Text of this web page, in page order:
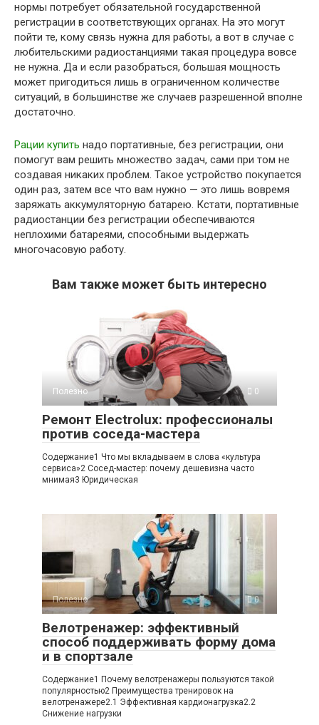
нормы потребует обязательной государственной
регистрации в соответствующих органах. На это могут
пойти те, кому связь нужна для работы, а вот в случае с
любительскими радиостанциями такая процедура вовсе
не нужна. Да и если разобраться, большая мощность
может пригодиться лишь в ограниченном количестве
ситуаций, в большинстве же случаев разрешенной вполне
достаточно.
Рации купить надо портативные, без регистрации, они
помогут вам решить множество задач, сами при том не
создавая никаких проблем. Такое устройство покупается
один раз, затем все что вам нужно — это лишь вовремя
заряжать аккумуляторную батарею. Кстати, портативные
радиостанции без регистрации обеспечиваются
неплохими батареями, способными выдержать
многочасовую работу.
Вам также может быть интересно
Полезно 0
Ремонт Electrolux: профессионалы
против соседа-мастера
Содержание1 Что мы вкладываем в слова «культура
сервиса»2 Сосед-мастер: почему дешевизна часто
мнимая3 Юридическая
Полезно 0
Велотренажер: эффективный
способ поддерживать форму дома
и в спортзале
Содержание1 Почему велотренажеры пользуются такой
популярностью2 Преимущества тренировок на
велотренажере2.1 Эффективная кардионагрузка2.2
Снижение нагрузки